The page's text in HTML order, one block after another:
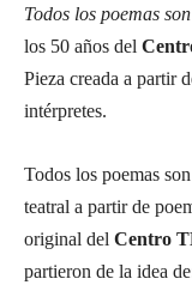
Todos los poemas
los 50 años del
Pieza creada a partir
intérpretes.
Todos los poemas
teatral a partir de
original del Centro
partieron de la idea